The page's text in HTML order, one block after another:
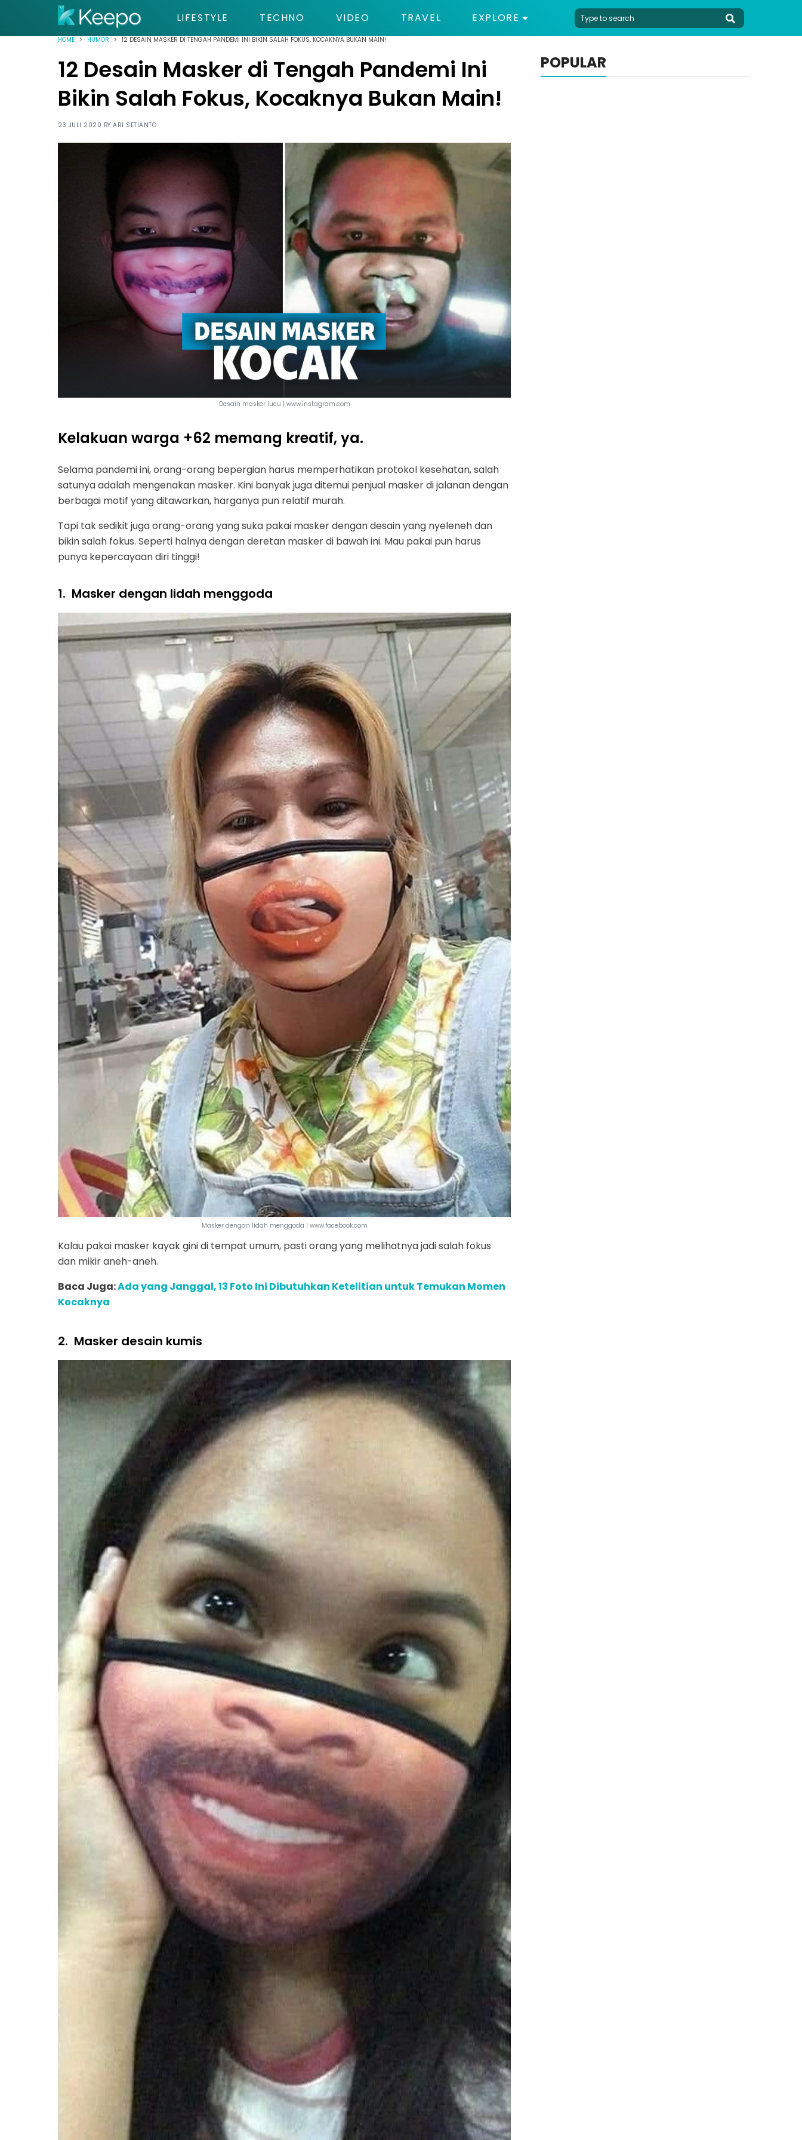
LIFESTYLE TECHNO VIDEO TRAVEL EXPLORE
HOME HUMOR 12 DESAIN MASKER DI TENGAH PANDEMI INI BIKIN SALAH FOKUS, KOCAKNYA BUKAN MAIN!
12 Desain Masker di Tengah Pandemi Ini
Bikin Salah Fokus, Kocaknya Bukan Main!
23 JULI 2020 BY ARI SETIANTO
Desain masker lucu | www.instagram.com
Kelakuan warga +62 memang kreatif, ya.
Selama pandemi ini, orang-orang bepergian harus memperhatikan protokol kesehatan, salah
satunya adalah mengenakan masker. Kini banyak juga ditemui penjual masker di jalanan dengan
berbagai motif yang ditawarkan, harganya pun relatif murah.
Tapi tak sedikit juga orang-orang yang suka pakai masker dengan desain yang nyeleneh dan
bikin salah fokus. Seperti halnya dengan deretan masker di bawah ini. Mau pakai pun harus
punya kepercayaan diri tinggi!
1. Masker dengan lidah menggoda
Masker dengan lidah menggoda | www.facebook.com
Kalau pakai masker kayak gini di tempat umum, pasti orang yang melihatnya jadi salah fokus
dan mikir aneh-aneh.
Baca Juga:Ada yang Janggal, 13 Foto Ini Dibutuhkan Ketelitian untuk Temukan Momen
Kocaknya
2. Masker desain kumis
POPULAR